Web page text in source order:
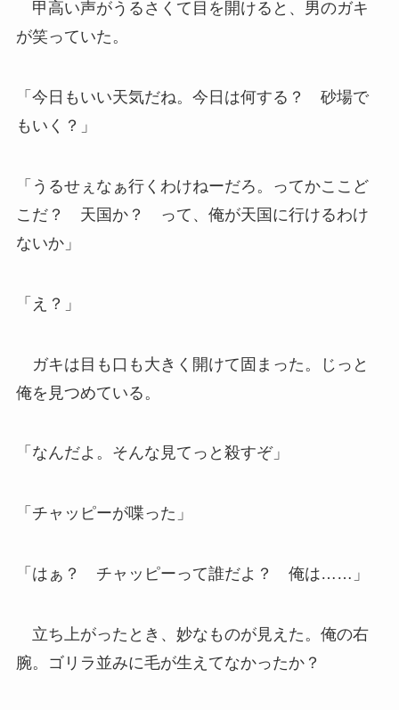
甲高い声がうるさくて目を開けると、男のガキ
が笑っていた。
「今日もいい天気だね。今日は何する？ 砂場で
もいく？」
「うるせぇなぁ行くわけねーだろ。ってかここど
こだ？ 天国か？ って、俺が天国に行けるわけ
ないか」
「え？」
ガキは目も口も大きく開けて固まった。じっと
俺を見つめている。
「なんだよ。そんな見てっと殺すぞ」
「チャッピーが喋った」
「はぁ？ チャッピーって誰だよ？ 俺は……」
立ち上がったとき、妙なものが見えた。俺の右
腕。ゴリラ並みに毛が生えてなかったか？